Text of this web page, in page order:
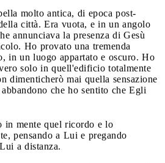
molto antica, di epoca post-
città. Era vuota, e in un angolo
annunciava la presenza di Gesù
Ho provato una tremenda
in un luogo appartato e oscuro. Ho
solo in quell'edificio totalmente
dimenticherò mai quella sensazione
che ho sentito che Egli
in mente quel ricordo e lo
pensando a Lui e pregando
a distanza.